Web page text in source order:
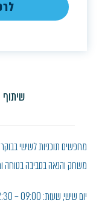
שיתוף
מחפשים תוכניות לשישי
משחק והנאה בסביבה בטוחה
יום שישי, שעות: 09:00 – 12:30.